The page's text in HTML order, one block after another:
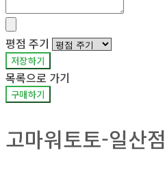
평점 주기
저장하기
목록으로 가기
구매하기
고마워토토-일산점